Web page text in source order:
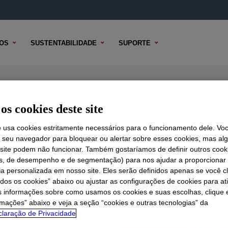
SUSTENTABILIDADE SUPORTE
TÉCNICO OPÇÕES DE AMOSTRA OPÇÕES DE COMPRA
cookies deste site
usa cookies estritamente necessários para o funcionamento dele.
navegador para bloquear ou alertar sobre esses cookies, mas
podem não funcionar. Também gostaríamos de definir outros
de desempenho e de segmentação) para nos ajudar a proporcionar
personalizada em nosso site. Eles serão definidos apenas se você
os cookies” abaixo ou ajustar as configurações de cookies para
informações sobre como usamos os cookies e suas escolhas, clique
abaixo e veja a seção “cookies e outras tecnologias” da
de Privacidade